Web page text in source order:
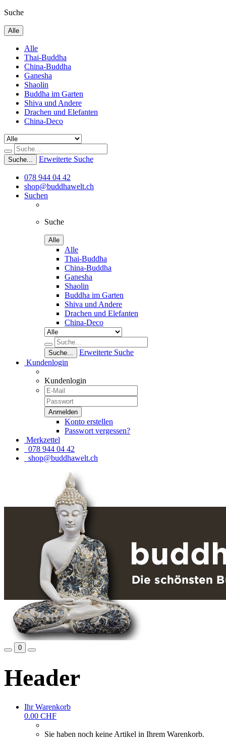
Suche
Alle
Alle
Thai-Buddha
China-Buddha
Ganesha
Shaolin
Buddha im Garten
Shiva und Andere
Drachen und Elefanten
China-Deco
Suche... Erweiterte Suche
078 944 04 42
shop@buddhawelt.ch
Suchen
Suche
Alle
Alle
Thai-Buddha
China-Buddha
Ganesha
Shaolin
Buddha im Garten
Shiva und Andere
Drachen und Elefanten
China-Deco
Suche...
Erweiterte Suche
Kundenlogin
Kundenlogin
Konto erstellen
Passwort vergessen?
Merkzettel
078 944 04 42
shop@buddhawelt.ch
0
Header
Ihr Warenkorb
0.00 CHF
Sie haben noch keine Artikel in Ihrem Warenkorb.